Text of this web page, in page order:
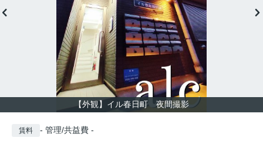
【外観】イル春日町 夜間撮影
賃料 - 管理/共益費 -